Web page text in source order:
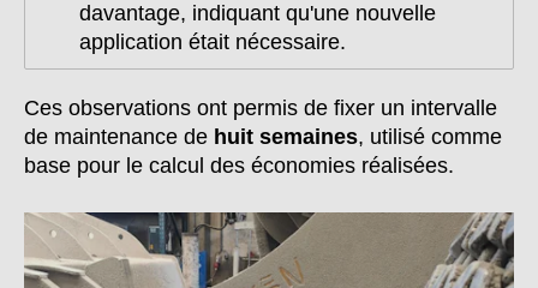
davantage, indiquant qu'une nouvelle
application était nécessaire.
Ces observations ont permis de fixer un intervalle
de maintenance de huit semaines, utilisé comme
base pour le calcul des économies réalisées.